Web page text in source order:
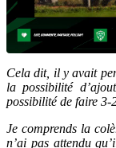
Cela dit, il y avait
la possibilité
possibilité de faire 3-
Je comprends la
n’ai pas attendu